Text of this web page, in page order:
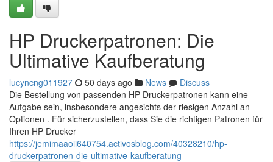
HP Druckerpatronen: Die
Ultimative Kaufberatung
lucyncng011927 50 days ago News
Discuss
Die Bestellung von passenden HP Druckerpatronen kann eine
Aufgabe sein, insbesondere angesichts der riesigen Anzahl an
Optionen . Für sicherzustellen, dass Sie die richtigen Patronen für
Ihren HP Drucker
https://jemimaaoii640754.activosblog.com/40328210/hp-
druckerpatronen-die-ultimative-kaufberatung